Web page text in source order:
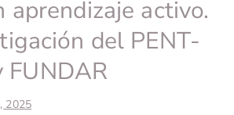
aprendizaje activo.
del PENT-
FUNDAR
2025